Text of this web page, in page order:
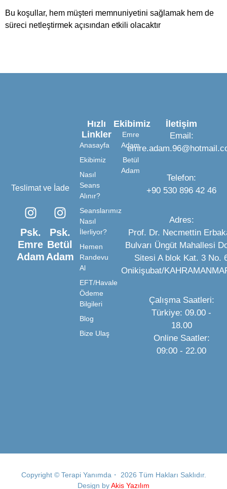
Bu koşullar, hem müşteri memnuniyetini sağlamak hem de
süreci netleştirmek açısından etkili olacaktır
Teslimat ve İade
Psk.
Emre
Adam
Psk.
Betül
Adam
Ekibimiz
Emre
Adam
Betül
Adam
Hızlı
Linkler
Anasayfa
Ekibimiz
Nasıl
Seans
Alınır?
Seanslarımız
Nasıl
İlerliyor?
Hemen
Randevu
Al
EFT/Havale
Ödeme
Bilgileri
Blog
Bize Ulaş
İletişim
Email:
Telefon:
‪+90 530 896 42 46
Adres:
Prof. Dr. Necmettin
Bulvarı Üngüt Mahallesi
Sitesi A blok Kat. 3 No.
Onikişubat/
Çalışma Saatleri:
Türkiye: 09.00 -
18.00
Online Saatler:
09:00 - 22.00
Copyright © Terapi Yanımda・ 2026 Tüm Hakları Saklıdır.
Design byAkis Yazılım